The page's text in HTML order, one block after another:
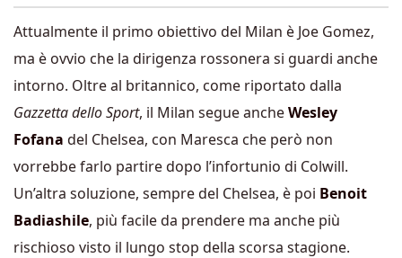
Attualmente il primo obiettivo del Milan è Joe Gomez,
ma è ovvio che la dirigenza rossonera si guardi anche
intorno. Oltre al britannico, come riportato dalla
Gazzetta dello Sport, il Milan segue ancheWesley
Fofana del Chelsea, con Maresca che però non
vorrebbe farlo partire dopo l’infortunio di Colwill.
Un’altra soluzione, sempre del Chelsea, è poi Benoit
Badiashile, più facile da prendere ma anche più
rischioso visto il lungo stop della scorsa stagione.